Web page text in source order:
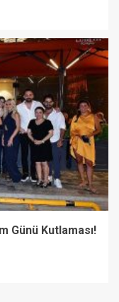
Günü Kutlaması!